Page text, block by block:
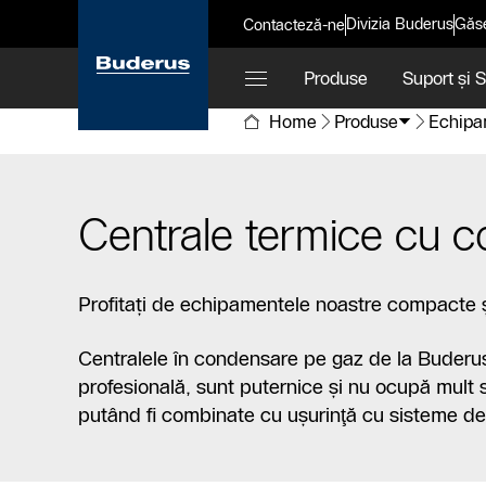
Contacteză-neDivizia Buderus
Produse
Suport și
Home
Produse
Centrale termice cu
Profitați de echipamentele noastre
Centralele în condensare pe gaz de la
profesională, sunt puternice şi nu ocupă
putând fi combinate cu uşurinţă cu sisteme